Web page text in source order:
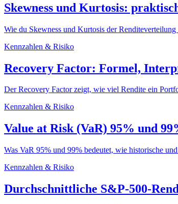
Skewness und Kurtosis:
Wie du Skewness und Kurtosis der
Kennzahlen & Risiko
Recovery Factor: Formel,
Der Recovery Factor zeigt, wie viel Rendite ein
Kennzahlen & Risiko
Value at Risk (VaR) 95% und
Was VaR 95% und 99% bedeutet, wie historische
Kennzahlen & Risiko
Durchschnittliche S&P-500-